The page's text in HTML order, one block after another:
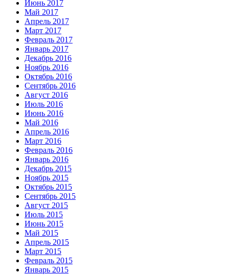
Июнь 2017
Май 2017
Апрель 2017
Март 2017
Февраль 2017
Январь 2017
Декабрь 2016
Ноябрь 2016
Октябрь 2016
Сентябрь 2016
Август 2016
Июль 2016
Июнь 2016
Май 2016
Апрель 2016
Март 2016
Февраль 2016
Январь 2016
Декабрь 2015
Ноябрь 2015
Октябрь 2015
Сентябрь 2015
Август 2015
Июль 2015
Июнь 2015
Май 2015
Апрель 2015
Март 2015
Февраль 2015
Январь 2015